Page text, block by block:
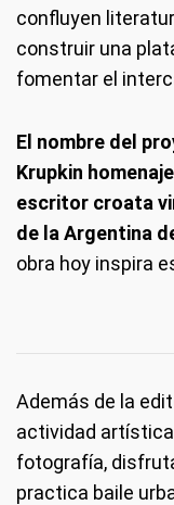
confluyen
construir una
fomentar el
El nombre del
Krupkin
escritor croata
de la Argentina
obra hoy inspira
Además de la
actividad
fotografía,
practica baile